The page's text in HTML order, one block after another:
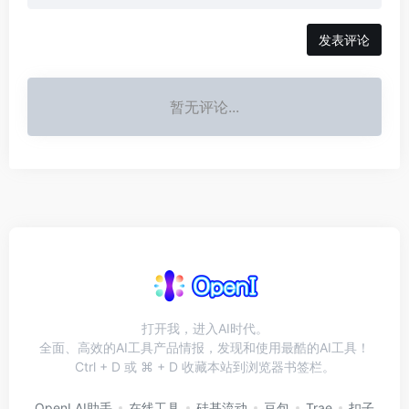
发表评论
暂无评论...
打开我，进入AI时代。
全面、高效的AI工具产品情报，发现和使用最酷的AI工具！
Ctrl + D 或 ⌘ + D 收藏本站到浏览器书签栏。